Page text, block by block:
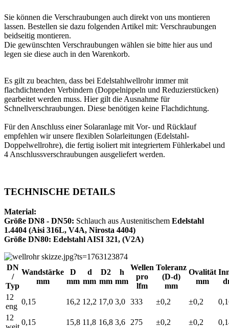
Sie können die Verschraubungen auch direkt von uns montieren
lassen. Bestellen sie dazu folgenden Artikel mit: Verschraubungen
beidseitig montieren.
Die gewünschten Verschraubungen wählen sie bitte hier aus und
legen sie diese auch in den Warenkorb.
Es gilt zu beachten, dass bei Edelstahlwellrohr immer mit
flachdichtenden Verbindern (Doppelnippeln und Reduzierstücken)
gearbeitet werden muss. Hier gilt die Ausnahme für
Schnellverschraubungen. Diese benötigen keine Flachdichtung.
Für den Anschluss einer Solaranlage mit Vor- und Rücklauf
empfehlen wir unsere flexiblen Solarleitungen (Edelstahl-
Doppelwellrohre), die fertig isoliert mit integriertem Fühlerkabel und
4 Anschlussverschraubungen ausgeliefert werden.
TECHNISCHE DETAILS
Material:
Größe DN8 - DN50: Schlauch aus Austenitischem Edelstahl
1.4404 (Aisi 316L, V4A, Nirosta 4404)
Größe DN80: Edelstahl AISI 321, (V2A)
DN
/
Typ
Wandstärke
mm
D
mm
d
mm
D2
mm
h
mm
Wellen
pro
lfm
Toleranz
(D-d)
mm
Ovalität
mm
12
eng
0,15 16,2 12,2 17,0 3,0 333 ±0,2 ±0,2
12
0,15 15,8 11,8 16,8 3,6 275 ±0,2 ±0,2